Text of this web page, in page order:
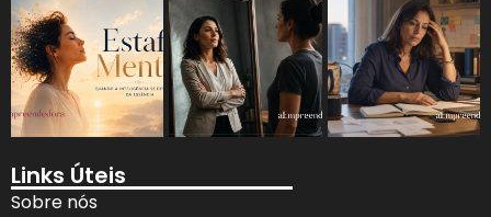
Links Úteis
Sobre nós